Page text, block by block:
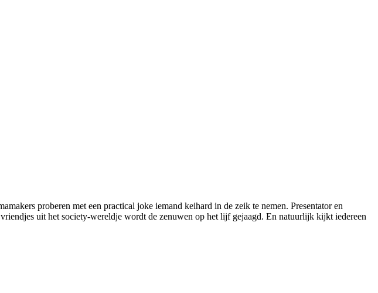
proberen met een practical joke iemand keihard in de zeik te nemen. Presentator en
uit het society-wereldje wordt de zenuwen op het lijf gejaagd. En natuurlijk kijkt iedereen